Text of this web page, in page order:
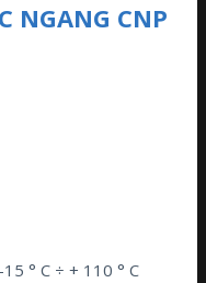
NGANG CNP
° C ÷ + 110 ° C